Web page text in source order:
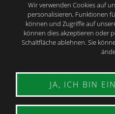
Wir verwenden Cookies auf
personalisieren, Funktionen
können und Zugriffe auf
können dies akzeptieren oder
Schaltfläche ablehnen. Sie
JA, ICH BIN